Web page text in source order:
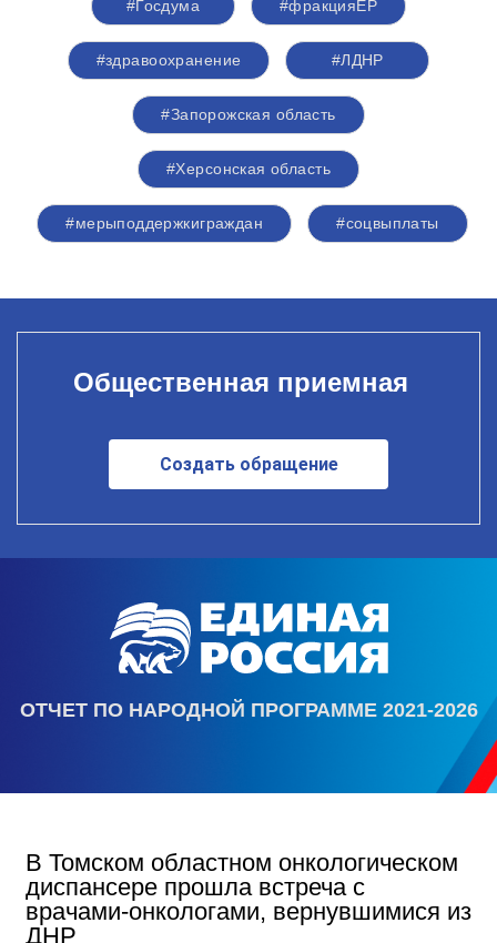
#Госдума #фракцияЕР
#здравоохранение #ЛДНР
#Запорожская область
#Херсонская область
#мерыподдержкиграждан #соцвыплаты
Общественная приемная
Создать обращение
ОТЧЕТ ПО НАРОДНОЙ ПРОГРАММЕ 2021-2026
В Томском областном онкологическом
диспансере прошла встреча с
врачами-онкологами, вернувшимися из
ДНР